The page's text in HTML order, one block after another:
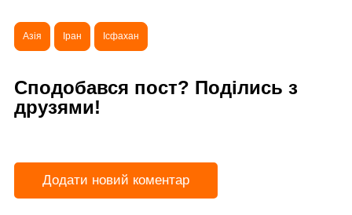
Азія Іран Ісфахан
Сподобався пост? Поділись з
друзями!
Додати новий коментар